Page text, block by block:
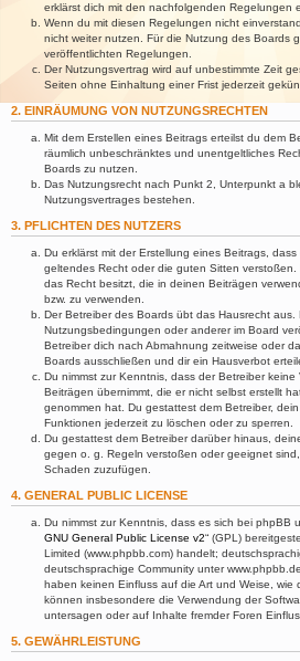
erklärst dich mit den nachfolgenden Regelungen
Wenn du mit diesen Regelungen nicht
nicht weiter nutzen. Für die Nutzung des Boards
veröffentlichten Regelungen.
Der Nutzungsvertrag wird auf unbestimmte Zeit
Seiten ohne Einhaltung einer Frist jederzeit
2. EINRÄUMUNG VON NUTZUNGSRECHTEN
Mit dem Erstellen eines Beitrags erteilst du dem
räumlich unbeschränktes und unentgeltliches
Boards zu nutzen.
Das Nutzungsrecht nach Punkt 2, Unterpunkt a
Nutzungsvertrages bestehen.
3. PFLICHTEN DES NUTZERS
Du erklärst mit der Erstellung eines Beitrags,
geltendes Recht oder die guten Sitten
das Recht besitzt, die in deinen Beiträgen
bzw. zu verwenden.
Der Betreiber des Boards übt das Hausrecht
Nutzungsbedingungen oder anderer im Board
Betreiber dich nach Abmahnung zeitweise oder
Boards ausschließen und dir ein Hausverbot
Du nimmst zur Kenntnis, dass der Betreiber
Beiträgen übernimmt, die er nicht selbst erstellt
genommen hat. Du gestattest dem Betreiber,
Funktionen jederzeit zu löschen oder zu sperren.
Du gestattest dem Betreiber darüber hinaus,
gegen o. g. Regeln verstoßen oder geeignet
Schaden zuzufügen.
4. GENERAL PUBLIC LICENSE
Du nimmst zur Kenntnis, dass es sich bei phpBB
GNU General Public License v2“ (GPL)
Limited (www.phpbb.com) handelt;
deutschsprachige Community unter
haben keinen Einfluss auf die Art und Weise, wie
können insbesondere die Verwendung der
untersagen oder auf Inhalte fremder Foren
5. GEWÄHRLEISTUNG